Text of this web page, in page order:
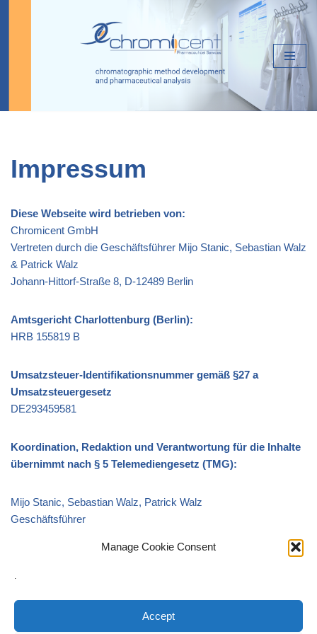
Manage Cookie Consent
.
Accept
Impressum
Diese Webseite wird betrieben von:
Chromicent GmbH
Vertreten durch die Geschäftsführer Mijo Stanic, Sebastian Walz
& Patrick Walz
Johann-Hittorf-Straße 8, D-12489 Berlin
Amtsgericht Charlottenburg (Berlin):
HRB 155819 B
Umsatzsteuer-Identifikationsnummer gemäß §27 a
Umsatzsteuergesetz
DE293459581
Koordination, Redaktion und Verantwortung für die Inhalte
übernimmt nach § 5 Telemediengesetz (TMG):
Mijo Stanic, Sebastian Walz, Patrick Walz
Geschäftsführer
FON: +49 (0)30 2332 89300